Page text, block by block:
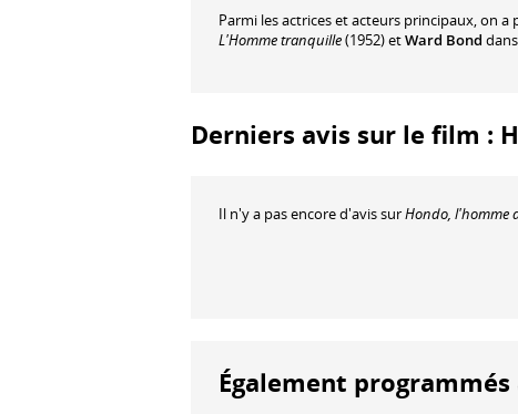
Parmi les actrices et acteurs principaux, on a
L'Homme tranquille(1952) etWard Bond dans
Derniers avis sur le film :
Il n'y a pas encore d'avis surHondo, l'homme
Également programmés